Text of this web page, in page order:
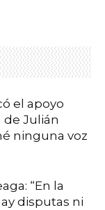
el apoyo
de Julián
ninguna voz
“En la
disputas ni